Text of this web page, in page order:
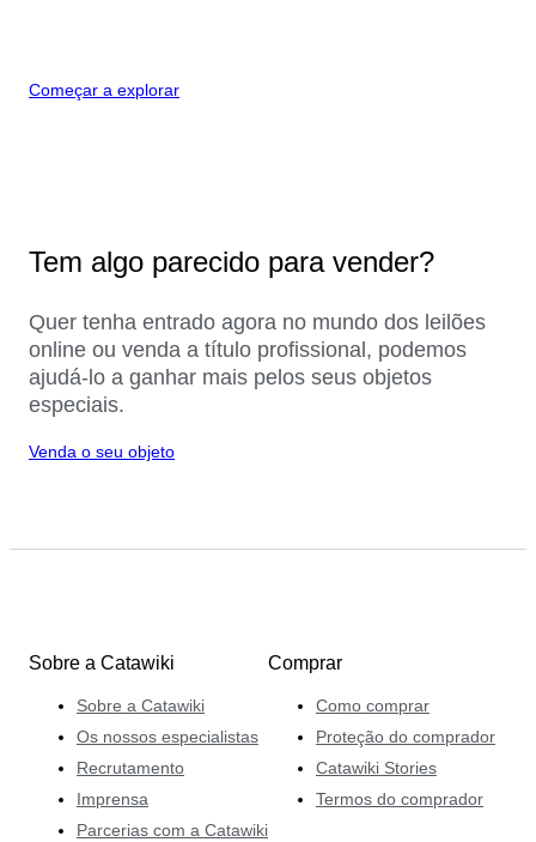
Começar a explorar
Tem algo parecido para vender?
Quer tenha entrado agora no mundo dos leilões
online ou venda a título profissional, podemos
ajudá-lo a ganhar mais pelos seus objetos
especiais.
Venda o seu objeto
Sobre a Catawiki
Sobre a Catawiki
Os nossos especialistas
Recrutamento
Imprensa
Parcerias com a Catawiki
Comprar
Como comprar
Proteção do comprador
Catawiki Stories
Termos do comprador